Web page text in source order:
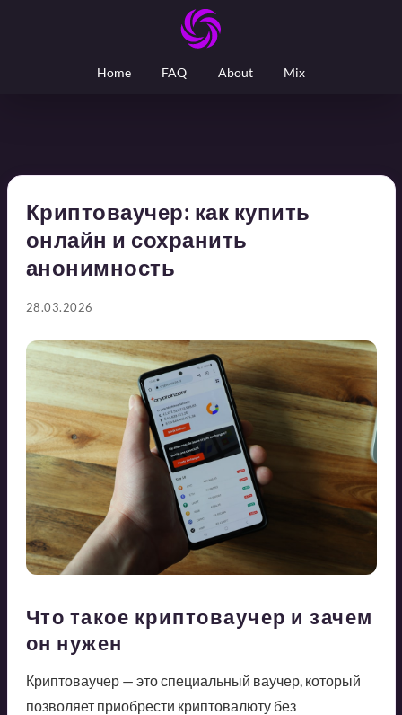
Home FAQ About Mix
Криптоваучер: как купить
онлайн и сохранить
анонимность
28.03.2026
Что такое криптоваучер и зачем
он нужен
Криптоваучер — это специальный ваучер, который
позволяет приобрести криптовалюту без